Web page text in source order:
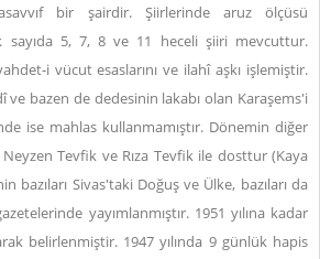
bir şairdir. Şiirlerinde aruz ölçüsü
sayıda 5, 7, 8 ve 11 heceli şiiri mevcuttur.
i vücut esaslarını ve ilahî aşkı işlemiştir.
ve bazen de dedesinin lakabı olan Karaşems'i
ise mahlas kullanmamıştır. Dönemin diğer
Tevfik ve Rıza Tevfik ile dosttur (Kaya
bazıları Sivas'taki Doğuş ve Ülke, bazıları da
yayımlanmıştır. 1951 yılına kadar
belirlenmiştir. 1947 yılında 9 günlük hapis